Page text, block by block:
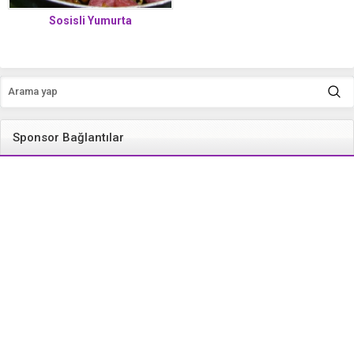
Sosisli Yumurta
Sponsor Bağlantılar